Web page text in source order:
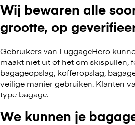
Wij bewaren alle
grootte, op
Gebruikers van LuggageHero
maakt niet uit of het om skispullen,
bagageopslag, kofferopslag,
veilige manier gebruiken. Klanten
type bagage.
We kunnen je